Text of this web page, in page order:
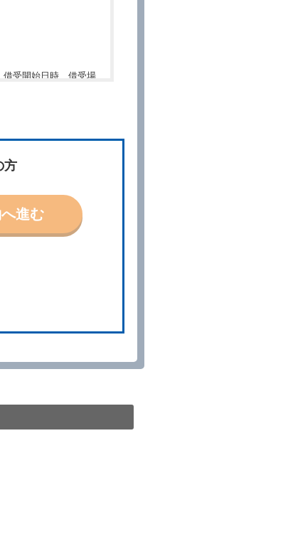
受開始日時、借受場
と実際に相違があっ
します。
」といいます。）締
手数料の支払いがあ
を返還するものとし
スのレンタカー（以
した車種クラスの貸
貸渡料金によるもの
約の取消しとして取
予約の取消しとして
方
進む